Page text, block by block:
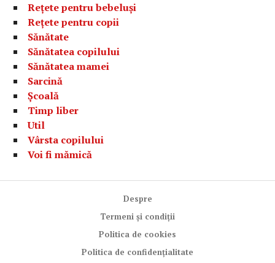
Rețete pentru bebeluși
Rețete pentru copii
Sănătate
Sănătatea copilului
Sănătatea mamei
Sarcină
Școală
Timp liber
Util
Vârsta copilului
Voi fi mămică
Despre
Termeni și condiții
Politica de cookies
Politica de confidențialitate